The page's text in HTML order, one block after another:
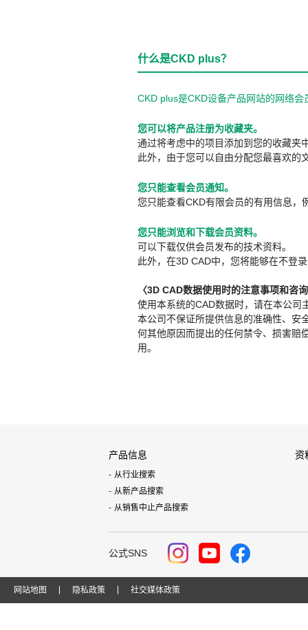
什么是CKD plus？
CKD plus是CKD设备产品网站的网络
您可以将产品注册为收藏夹。
通过将考虑中的项目添加到您的收藏夹
此外，由于您可以自由分配您最喜欢的
您只能查看会员通知。
您只能查看CKD有限会员的有用信息，
您只能浏览和下载会员资料。
可以下载仅供会员发布的技术资料。
此外，在3D CAD中，您将能够在不登
〈3D CAD数据使用时的注意事项和咨
使用本系统的CAD数据时，请在本公司
本公司不保证所提供信息的准确性、安
何其他原因而提出的任何禁令、损害赔
用。
产品信息
从行业搜索
从新产品搜索
从销售中止产品搜索
资
公式SNS
网站地图 隐私政策 社交媒体政策